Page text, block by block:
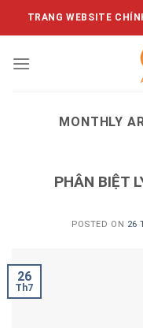
TRANG WEBSITE
MONTHLY
PHÂN BIỆT
POSTED ON 26
26
Th7